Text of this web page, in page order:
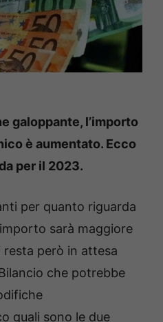
galoppante, l’importo
è aumentato. Ecco
per il 2023.
per quanto riguarda
sarà maggiore
però in attesa
che potrebbe
quali sono le due